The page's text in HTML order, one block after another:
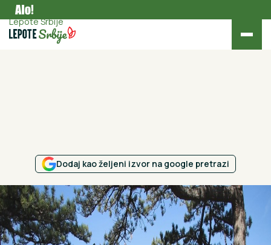
Turizam
Lepote Srbije
Dodaj kao željeni izvor na google pretrazi